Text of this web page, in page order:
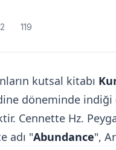
119
kutsal kitabı
döneminde indiği
Cennette Hz.
adı "Abundance",